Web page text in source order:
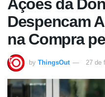
Ações da
Despencam
na Compra
by ThingsOut 27 de